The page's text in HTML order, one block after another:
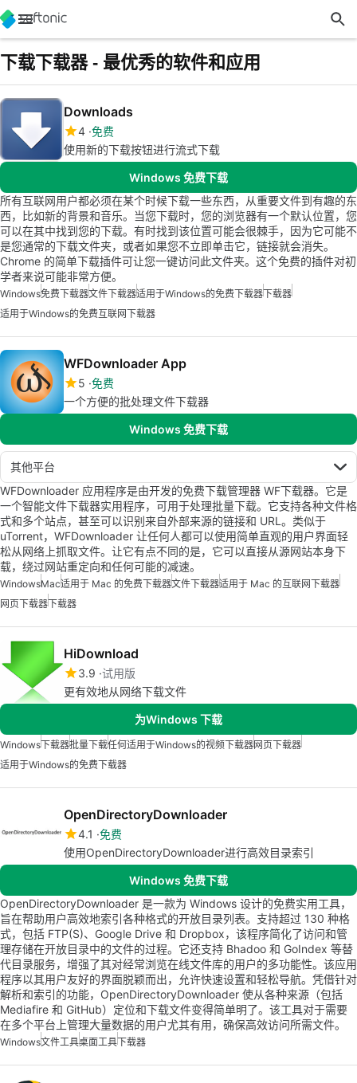
下载下载器 - 最优秀的软件和应用
Downloads
4 免费
使用新的下载按钮进行流式下载
Windows 免费下载
所有互联网用户都必须在某个时候下载一些东西，从重要文件到有趣的东
西，比如新的背景和音乐。当您下载时，您的浏览器有一个默认位置，您
可以在其中找到您的下载。有时找到该位置可能会很棘手，因为它可能不
是您通常的下载文件夹，或者如果您不立即单击它，链接就会消失。
Chrome 的简单下载插件可让您一键访问此文件夹。这个免费的插件对初
学者来说可能非常方便。
Windows免费下载器文件下载器适用于Windows的免费下载器下载器
适用于Windows的免费互联网下载器
WFDownloader App
5 免费
一个方便的批处理文件下载器
Windows 免费下载
其他平台
WFDownloader 应用程序是由开发的免费下载管理器 WF下载器。它是
一个智能文件下载器实用程序，可用于处理批量下载。它支持各种文件格
式和多个站点，甚至可以识别来自外部来源的链接和 URL。类似于
uTorrent，WFDownloader 让任何人都可以使用简单直观的用户界面轻
松从网络上抓取文件。让它有点不同的是，它可以直接从源网站本身下
载，绕过网站重定向和任何可能的减速。
WindowsMac适用于 Mac 的免费下载器文件下载器适用于 Mac 的互联网下载器
网页下载器下载器
HiDownload
3.9 试用版
更有效地从网络下载文件
为Windows 下载
Windows下载器批量下载任何适用于Windows的视频下载器网页下载器
适用于Windows的免费下载器
OpenDirectoryDownloader
4.1 免费
使用OpenDirectoryDownloader进行高效目录索引
Windows 免费下载
OpenDirectoryDownloader 是一款为 Windows 设计的免费实用工具，
旨在帮助用户高效地索引各种格式的开放目录列表。支持超过 130 种格
式，包括 FTP(S)、Google Drive 和 Dropbox，该程序简化了访问和管
理存储在开放目录中的文件的过程。它还支持 Bhadoo 和 GoIndex 等替
代目录服务，增强了其对经常浏览在线文件库的用户的多功能性。该应用
程序以其用户友好的界面脱颖而出，允许快速设置和轻松导航。凭借针对
解析和索引的功能，OpenDirectoryDownloader 使从各种来源（包括
Mediafire 和 GitHub）定位和下载文件变得简单明了。该工具对于需要
在多个平台上管理大量数据的用户尤其有用，确保高效访问所需文件。
Windows文件工具桌面工具下载器